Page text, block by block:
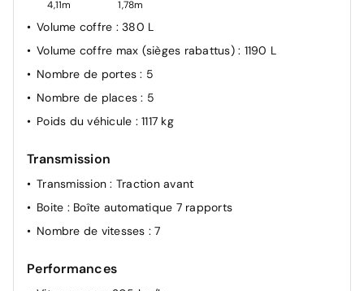
Feux de jour avec allumage automatique des
Home manuelles
Fonctionnement intermittent des essuie-glaces, avec
capteur de lumière
Rappel de ceinture de sécurité
Mesures de protection des piétons et des cyclistes
étendues et anticipatrices
Contrôle de la pression de pneu
Feu arrière de brouillard
4,11m 1,78m
Volume coffre : 380 L
Volume coffre max (sièges rabattus) : 1190 L
Nombre de portes: 5
Nombre de places: 5
Poids du véhicule : 1117 kg
Transmission
Transmission: Traction avant
Boite : Boîte automatique 7 rapports
Nombre de vitesses : 7
Performances